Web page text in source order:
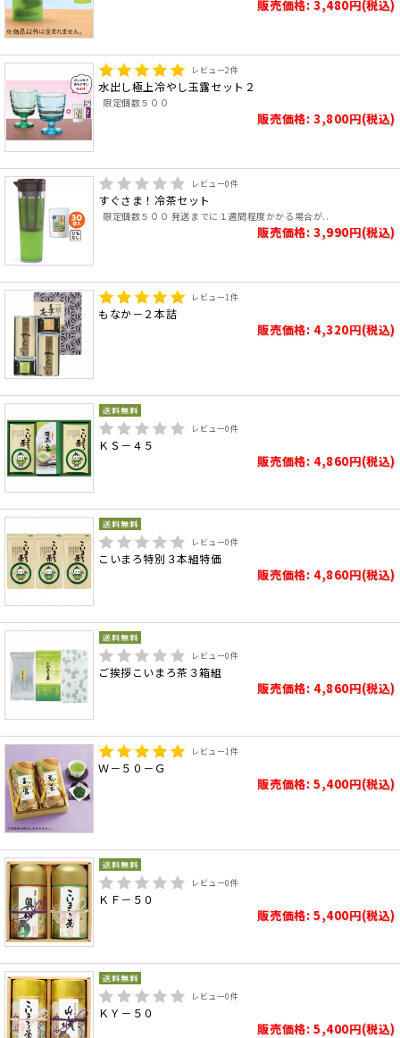
販売価格: 3,480円(税込)
レビュー2件
水出し極上冷やし玉露セット２
限定個数５００
販売価格: 3,800円(税込)
レビュー0件
すぐさま！冷茶セット
限定個数５００ 発送までに１週間程度かかる場合が..
販売価格: 3,990円(税込)
レビュー1件
もなか－２本詰
販売価格: 4,320円(税込)
レビュー0件
ＫＳ－４５
販売価格: 4,860円(税込)
レビュー0件
こいまろ特別３本組特価
販売価格: 4,860円(税込)
レビュー0件
ご挨拶こいまろ茶３箱組
販売価格: 4,860円(税込)
レビュー1件
Ｗ－５０－Ｇ
販売価格: 5,400円(税込)
レビュー0件
ＫＦ－５０
販売価格: 5,400円(税込)
レビュー0件
ＫＹ－５０
販売価格: 5,400円(税込)